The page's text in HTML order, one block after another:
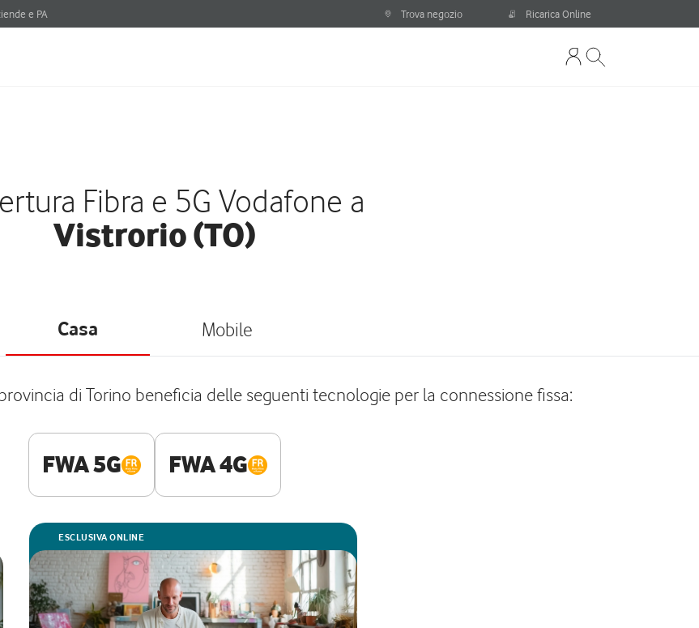
e PA Trova negozio Ricarica Online
Fibra e 5G Vodafone a
Vistrorio (TO)
Casa Mobile
di Torino beneficia delle seguenti tecnologie per la connessione fissa:
FWA 5G FWA 4G
ESCLUSIVA ONLINE